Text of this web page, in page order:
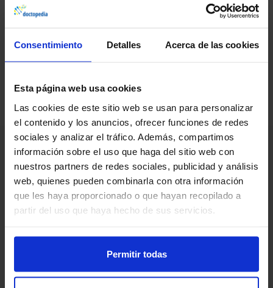
Consentimiento Detalles Acerca de las cookies
Esta página web usa cookies
Las cookies de este sitio web se usan para personalizar
el contenido y los anuncios, ofrecer funciones de redes
sociales y analizar el tráfico. Además, compartimos
información sobre el uso que haga del sitio web con
nuestros partners de redes sociales, publicidad y análisis
web, quienes pueden combinarla con otra información
que les haya proporcionado o que hayan recopilado a
partir del uso que haya hecho de sus servicios.
Permitir todas
¿Dudas, problemas? Consulte nuestra sección de
Preguntas frecuentes
profesionales sanitarios, que prescriban/dispensen
medicamentos en España.